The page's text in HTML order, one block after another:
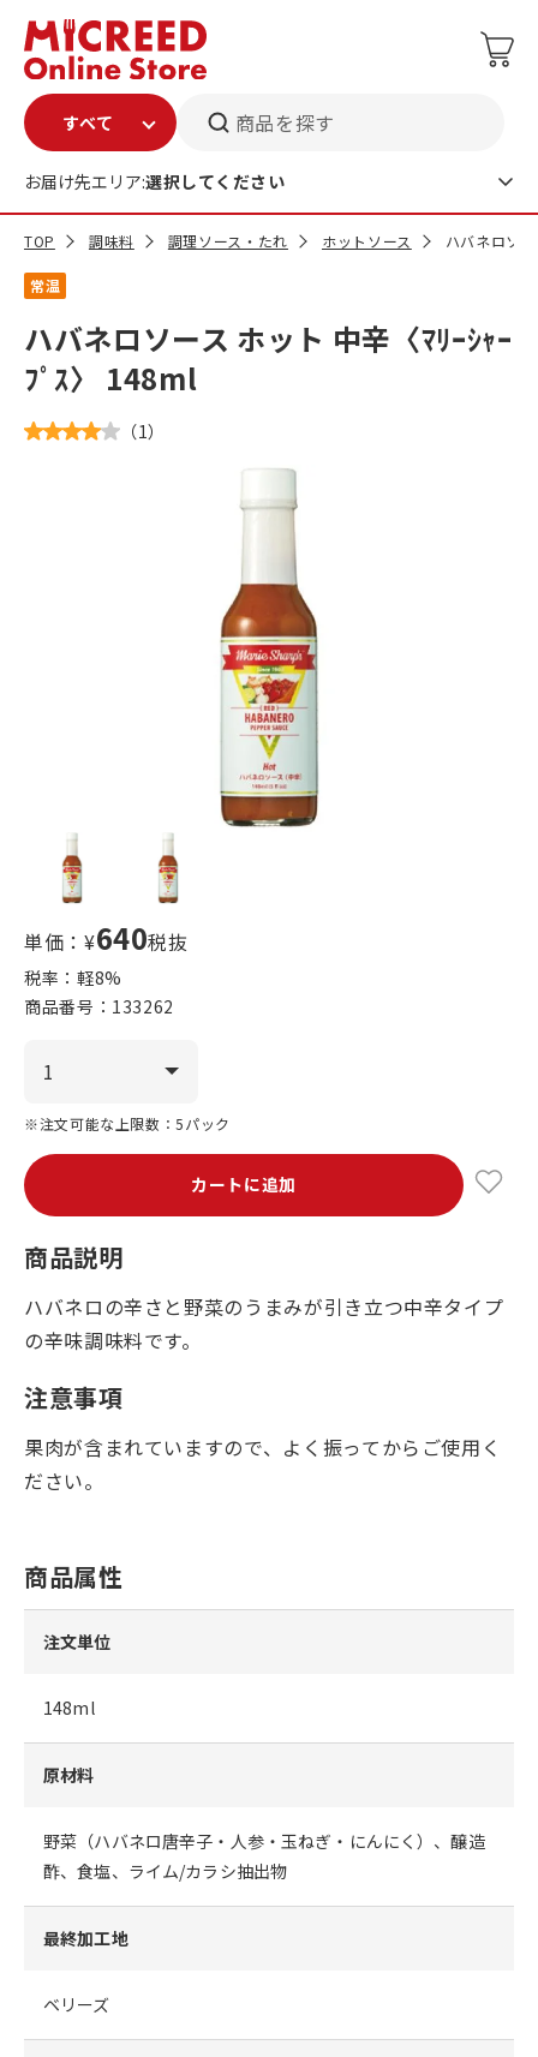
商品を探す
お届け先エリア:選択してください
TOP 調味料 調理ソース・たれ ホットソース ハバネロソ
常温
ハバネロソース ホット 中辛〈ﾏﾘｰｼｬｰ
ﾌﾟｽ〉 148ml
（1）
単価：¥640税抜
税率：軽8%
商品番号： 133262
※注文可能な上限数：5パック
カートに追加
商品説明
ハバネロの辛さと野菜のうまみが引き立つ中辛タイプ
の辛味調味料です。
注意事項
果肉が含まれていますので、よく振ってからご使用く
ださい。
商品属性
注文単位
148ml
原材料
野菜（ハバネロ唐辛子・人参・玉ねぎ・にんにく）、醸造
酢、食塩、ライム/カラシ抽出物
最終加工地
ベリーズ